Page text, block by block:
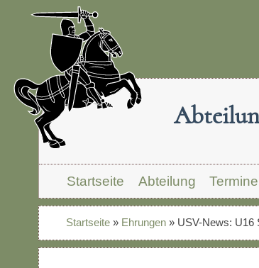
Startseite Abteilung Termine
Startseite » Ehrungen » USV-News: U16